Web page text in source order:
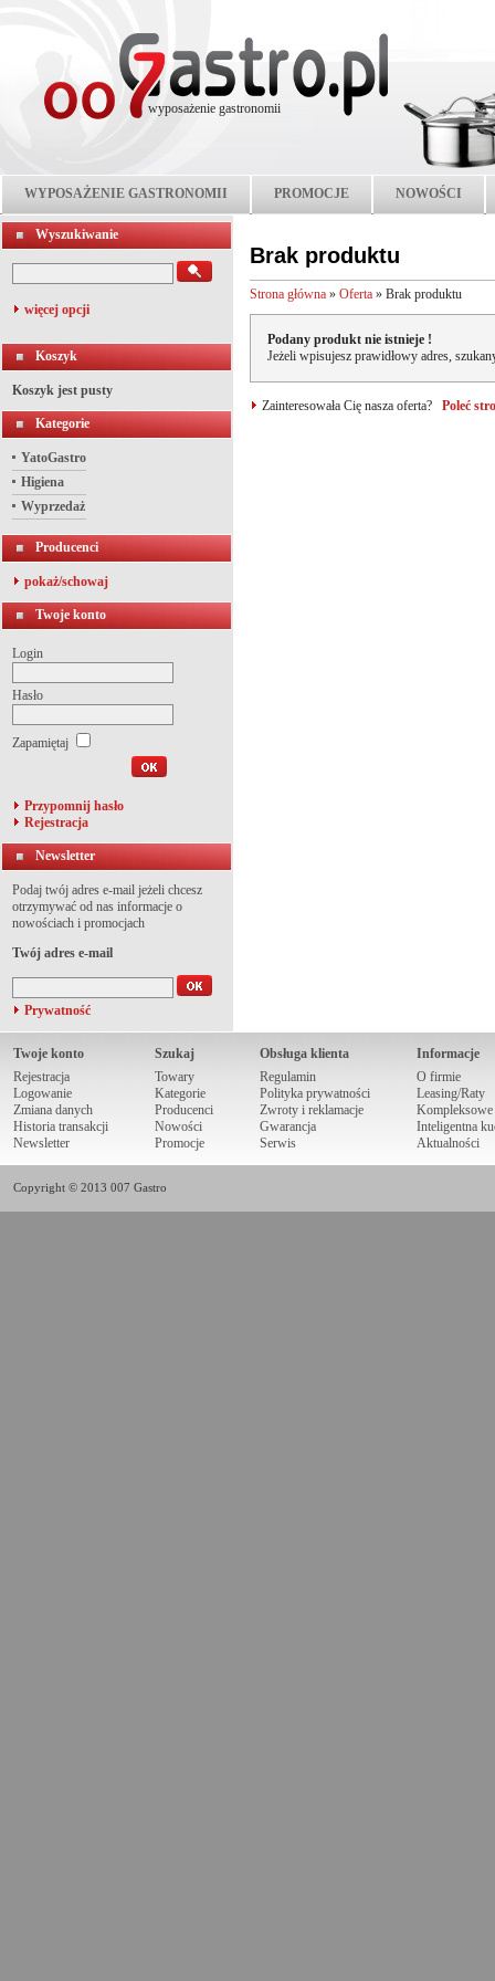
wyposażenie gastronomii
WYPOSAŻENIE GASTRONOMII PROMOCJE NOWOŚCI
Wyszukiwanie
więcej opcji
Koszyk
Koszyk jest pusty
Kategorie
YatoGastro
Higiena
Wyprzedaż
Producenci
pokaż/schowaj
Twoje konto
Login
Hasło
Zapamiętaj
Przypomnij hasło
Rejestracja
Newsletter
Podaj twój adres e-mail jeżeli chcesz
otrzymywać od nas informacje o
nowościach i promocjach
Twój adres e-mail
Prywatność
Brak produktu
Strona główna » Oferta » Brak produktu
Podany produkt nie istnieje !
Jeżeli wpisujesz prawidłowy adres,
Zainteresowała Cię nasza oferta? Poleć
Twoje konto
Rejestracja
Logowanie
Zmiana danych
Historia transakcji
Newsletter
Szukaj
Towary
Kategorie
Producenci
Nowości
Promocje
Obsługa klienta
Regulamin
Polityka prywatności
Zwroty i reklamacje
Gwarancja
Serwis
Informacje
O firmie
Leasing/Raty
Kompleksowe
Inteligentna
Aktualności
Copyright © 2013 007 Gastro